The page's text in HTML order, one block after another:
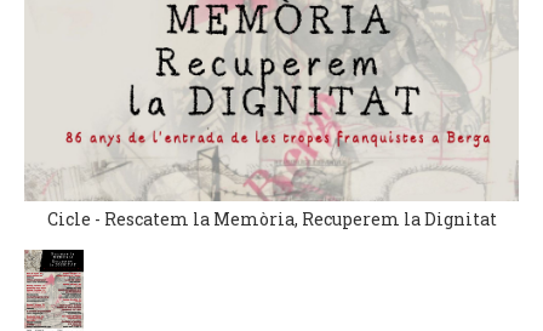
Cicle - Rescatem la Memòria, Recuperem la Dignitat